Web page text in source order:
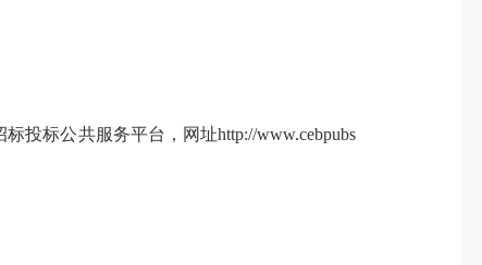
投标公共服务平台，网址http://www.cebpubs